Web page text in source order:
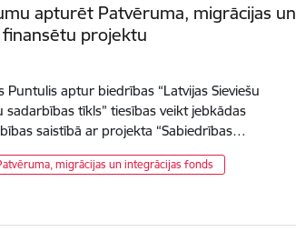
apturēt Patvēruma, migrācijas un
projektu
Puntulis aptur biedrības “Latvijas Sieviešu
sadarbības tīkls” tiesības veikt jebkādas
saistībā ar projekta “Sabiedrības…
migrācijas un integrācijas fonds